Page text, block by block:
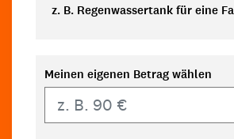
z. B. Regenwassertank für eine
Meinen eigenen Betrag wählen